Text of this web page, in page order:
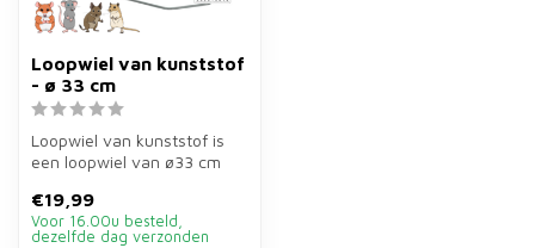
Loopwiel van kunststof
- ø 33 cm
Loopwiel van kunststof is
een loopwiel van ø33 cm
ratten. R...
€19,99
Voor 16.00u besteld,
dezelfde dag verzonden